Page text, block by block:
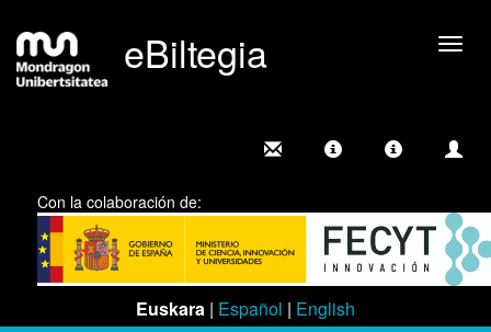
eBiltegia
Con la colaboración de:
Euskara | Español | English